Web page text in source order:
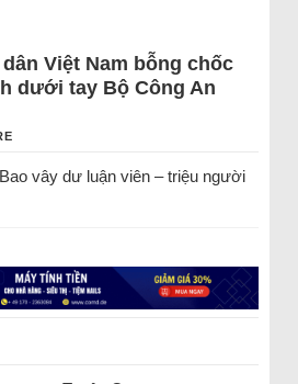
Việt Nam bỗng chốc
dưới tay Bộ Công An
Bao vây dư luận viên – triệu người